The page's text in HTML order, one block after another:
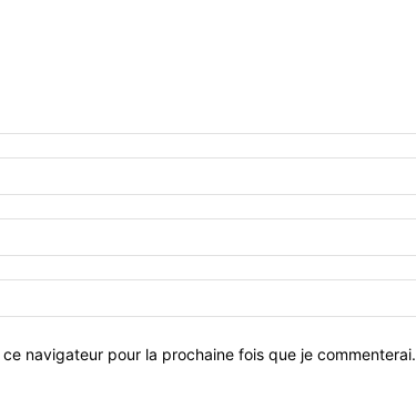
navigateur pour la prochaine fois que je commenterai.